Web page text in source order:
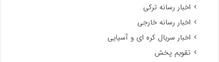
اخبار رسانه ترکی
اخبار رسانه خارجی
اخبار سریال کره ای و آسیایی
تقویم پخش